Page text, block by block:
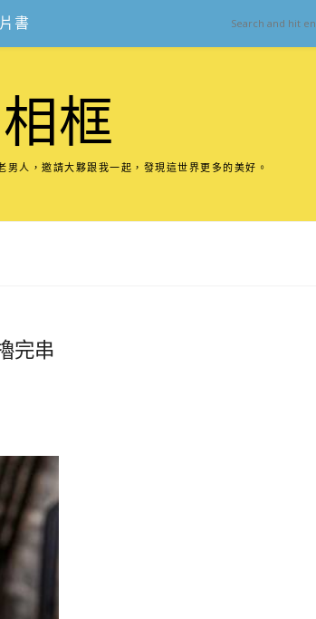
書
框
人，邀請大夥跟我一起，發現這世界更多的美好。
完串